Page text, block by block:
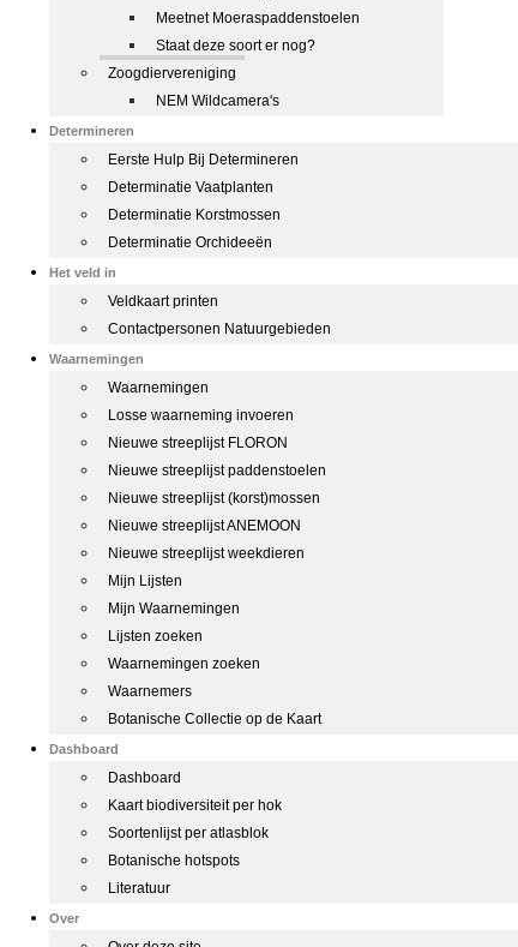
Meetnet Moeraspaddenstoelen
Staat deze soort er nog?
Zoogdiervereniging
NEM Wildcamera's
Determineren
Eerste Hulp Bij Determineren
Determinatie Vaatplanten
Determinatie Korstmossen
Determinatie Orchideeën
Het veld in
Veldkaart printen
Contactpersonen Natuurgebieden
Waarnemingen
Waarnemingen
Losse waarneming invoeren
Nieuwe streeplijst FLORON
Nieuwe streeplijst paddenstoelen
Nieuwe streeplijst (korst)mossen
Nieuwe streeplijst ANEMOON
Nieuwe streeplijst weekdieren
Mijn Lijsten
Mijn Waarnemingen
Lijsten zoeken
Waarnemingen zoeken
Waarnemers
Botanische Collectie op de Kaart
Dashboard
Dashboard
Kaart biodiversiteit per hok
Soortenlijst per atlasblok
Botanische hotspots
Literatuur
Over